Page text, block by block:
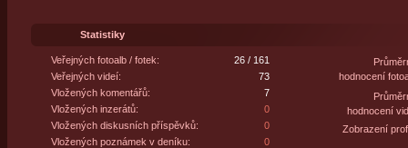
Statistiky
Veřejných fotoalb / fotek:
26 / 161
Veřejných videí:
73
Vložených komentářů:
7
Vložených inzerátů:
0
Vložených diskusních příspěvků:
0
Vložených poznámek v deníku:
0
hodnocení
hodnocení
Zobrazení